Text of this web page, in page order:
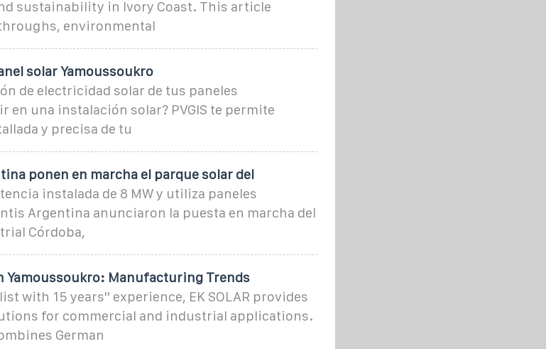
sustainability in Ivory Coast. This article
environmental
solar Yamoussoukro
de electricidad solar de tus paneles
una instalación solar? PVGIS te permite
y precisa de tu
ponen en marcha el parque solar del
instalada de 8 MW y utiliza paneles
Argentina anunciaron la puesta en marcha del
Córdoba,
Yamoussoukro: Manufacturing Trends
with 15 years'' experience, EK SOLAR provides
for commercial and industrial applications.
German